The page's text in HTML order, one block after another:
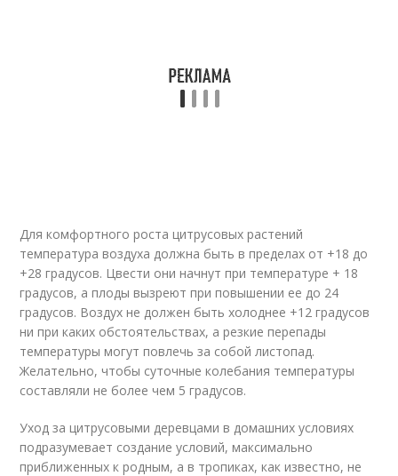
Для комфортного роста цитрусовых растений
температура воздуха должна быть в пределах от +18 до
+28 градусов. Цвести они начнут при температуре + 18
градусов, а плоды вызреют при повышении ее до 24
градусов. Воздух не должен быть холоднее +12 градусов
ни при каких обстоятельствах, а резкие перепады
температуры могут повлечь за собой листопад.
Желательно, чтобы суточные колебания температуры
составляли не более чем 5 градусов.
Уход за цитрусовыми деревцами в домашних условиях
подразумевает создание условий, максимально
приближенных к родным, а в тропиках, как известно, не